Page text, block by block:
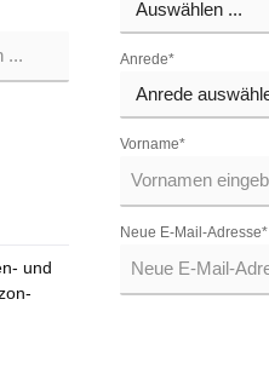
und
Anrede*
Vorname*
Neue E-Mail-Adresse*